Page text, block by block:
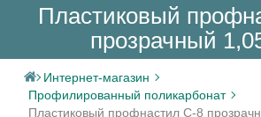
Пластиковый
прозрачный
Интернет-магазин
Профилированный поликарбонат
Пластиковый профнастил С-8